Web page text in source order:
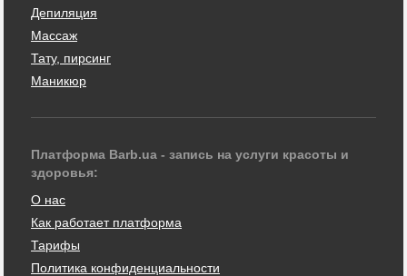
Депиляция
Массаж
Тату, пирсинг
Маникюр
Платформа Barb.ua - запись на услуги красоты и
здоровья:
О нас
Как работает платформа
Тарифы
Политика конфиденциальности